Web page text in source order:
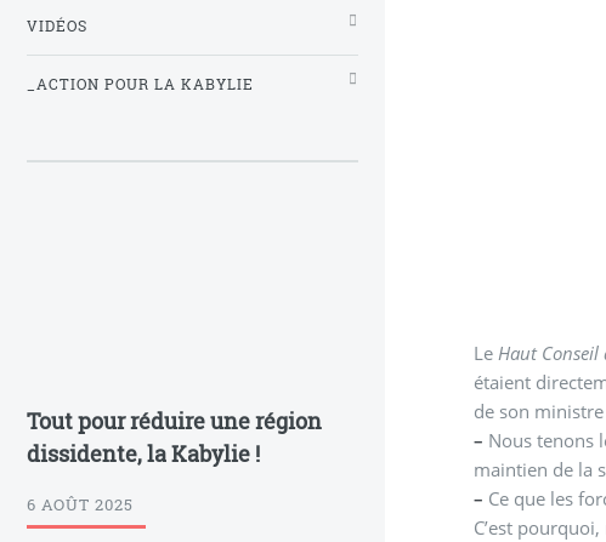
Le Haut Conseil
étaient
de son
– Nous tenons
maintien de la
– Ce que les
C’est
VIDÉOS
_ACTION POUR LA KABYLIE
Tout pour réduire une région
dissidente, la Kabylie !
6 AOÛT 2025